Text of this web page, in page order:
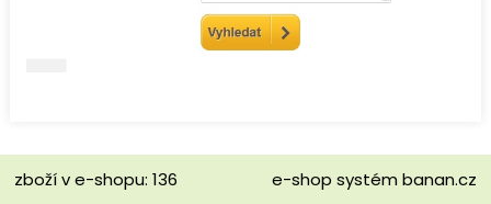
zboží v e-shopu: 136 e-shop systém banan.cz